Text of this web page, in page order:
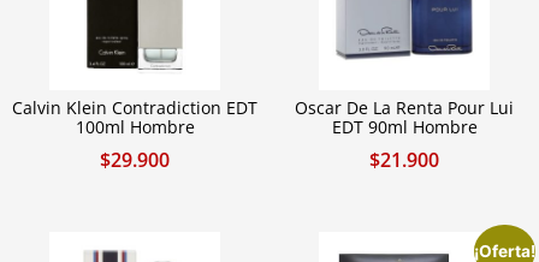
Calvin Klein Contradiction EDT
100ml Hombre
$29.900
Oscar De La Renta Pour Lui
EDT 90ml Hombre
$21.900
¡Oferta!